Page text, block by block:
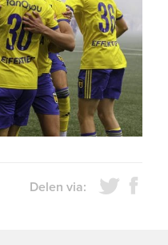
Delen via: